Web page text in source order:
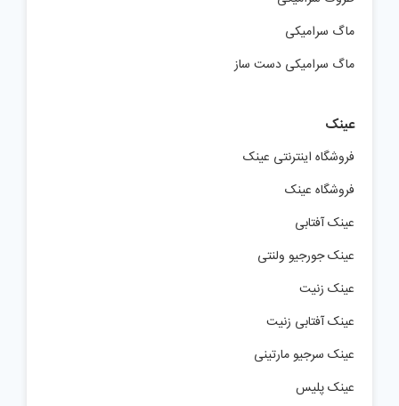
ماگ سرامیکی
ماگ سرامیکی دست ساز
عینک
فروشگاه اینترنتی عینک
فروشگاه عینک
عینک آفتابی
عینک جورجیو ولنتی
عینک زنیت
عینک آفتابی زنیت
عینک سرجیو مارتینی
عینک پلیس